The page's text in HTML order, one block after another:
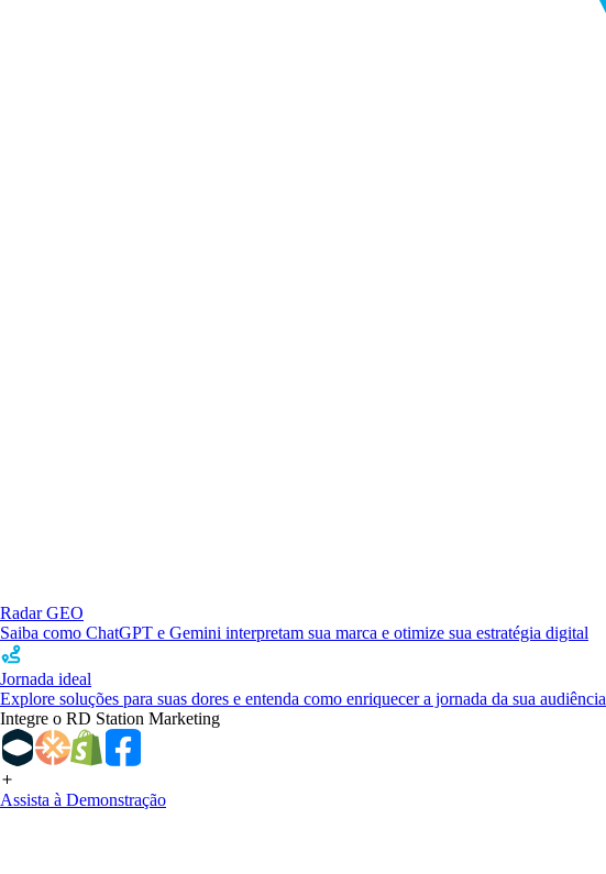
Radar GEO
Saiba como ChatGPT e Gemini interpretam sua marca e otimize sua estratégia digital
Jornada ideal
Explore soluções para suas dores e entenda como enriquecer a jornada da sua audiência
Integre o RD Station Marketing
Assista à Demonstração